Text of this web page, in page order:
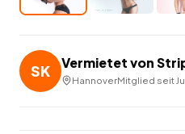
SK Vermietet von
HannoverMitglied seit